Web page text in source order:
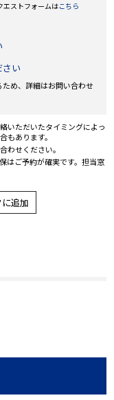
エストフォームはこちら
い
め、詳細はお問い合わせ
いただいたタイミングによっ
もあります。
わせください。
はご予約が確実です。担当窓
追加